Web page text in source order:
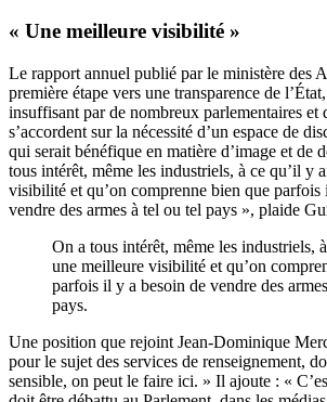
« Une meilleure visibilité »
Le rapport annuel publié par le ministère des
première étape vers une transparence de
insuffisant par de nombreux parlementaires et
s’accordent sur la nécessité d’un espace de
qui serait bénéfique en matière d’image et de
tous intérêt, même les industriels, à ce qu’il y
visibilité et qu’on comprenne bien que parfois
vendre des armes à tel ou tel pays », plaide
On a tous intérêt, même les industriels,
une meilleure visibilité et qu’on
parfois il y a besoin de vendre des
pays.
Une position que rejoint Jean-Dominique
pour le sujet des services de renseignement,
sensible, on peut le faire ici. » Il ajoute : «